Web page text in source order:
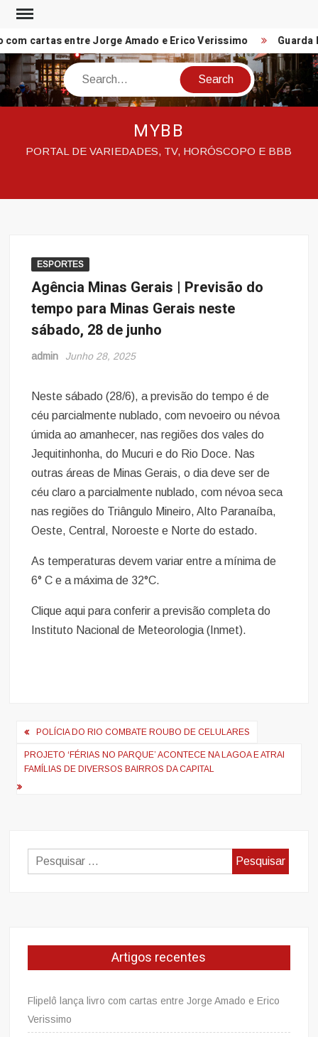
Skip
contentcartas entre Jorge Amado e Erico Verissimo Guarda
Search
MYBB
PORTAL DE VARIEDADES, TV, HORÓSCOPO E BBB
ESPORTES
Agência Minas Gerais | Previsão do
tempo para Minas Gerais neste
sábado, 28 de junho
admin Junho 28, 2025
Neste sábado (28/6), a previsão do tempo é de
céu parcialmente nublado, com nevoeiro ou névoa
úmida ao amanhecer, nas regiões dos vales do
Jequitinhonha, do Mucuri e do Rio Doce. Nas
outras áreas de Minas Gerais, o dia deve ser de
céu claro a parcialmente nublado, com névoa seca
nas regiões do Triângulo Mineiro, Alto Paranaíba,
Oeste, Central, Noroeste e Norte do estado.
As temperaturas devem variar entre a mínima de
6° C e a máxima de 32°C.
Clique aqui para conferir a previsão completa do
Instituto Nacional de Meteorologia (Inmet).
Navegação
de
artigos
POLÍCIA DO RIO COMBATE ROUBO DE CELULARES
PROJETO ‘FÉRIAS NO PARQUE’ ACONTECE NA LAGOA E ATRAI
FAMÍLIAS DE DIVERSOS BAIRROS DA CAPITAL
Pesquisar
por:
Artigos recentes
Flipelô lança livro com cartas entre Jorge Amado e Erico
Verissimo